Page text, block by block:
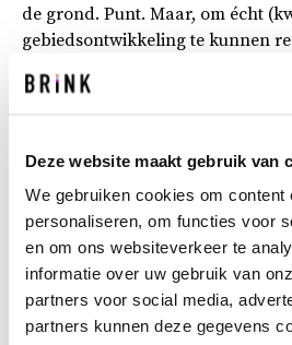
Deze website maakt gebruik van
We gebruiken cookies om content
personaliseren, om functies voor
en om ons websiteverkeer te
informatie over uw gebruik van
partners voor social media,
partners kunnen deze gegevens
de grond. Punt. Maar, om écht
gebiedsontwikkeling te kunnen
maatschappelijke waarden
Maar hoe financier je die zachte
Het regeerakkoord spreekt over
planbatenheffing als middel om
vernieuwingsprojecten haalbaar
is best iets voor te zeggen.
waardesprong die
woningen op gebouwd worden,